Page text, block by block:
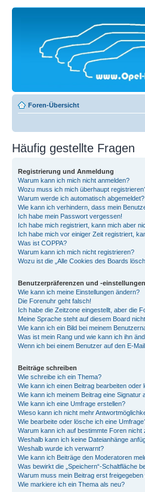
Foren-Übersicht
Häufig gestellte Fragen
Registrierung und Anmeldung
Warum kann ich mich nicht anmelden?
Wozu muss ich mich überhaupt
Warum werde ich automatisch abgemeldet?
Wie kann ich verhindern, dass mein
Ich habe mein Passwort vergessen!
Ich habe mich registriert, kann mich aber
Ich habe mich vor einiger Zeit registriert,
Was ist COPPA?
Warum kann ich mich nicht registrieren?
Wozu ist die „Alle Cookies des Boards
Benutzerpräferenzen und -einstellungen
Wie kann ich meine Einstellungen ändern?
Die Forenuhr geht falsch!
Ich habe die Zeitzone eingestellt, aber die
Meine Sprache steht auf diesem Board
Wie kann ich ein Bild bei meinem
Was ist mein Rang und wie kann ich ihn
Wenn ich bei einem Benutzer auf den E-
Beiträge schreiben
Wie schreibe ich ein Thema?
Wie kann ich einen Beitrag bearbeiten oder
Wie kann ich meinem Beitrag eine Signatur
Wie kann ich eine Umfrage erstellen?
Wieso kann ich nicht mehr
Wie bearbeite oder lösche ich eine
Warum kann ich auf bestimmte Foren nicht
Weshalb kann ich keine Dateianhänge
Weshalb wurde ich verwarnt?
Wie kann ich Beiträge den Moderatoren
Was bewirkt die „Speichern“-Schaltfläche
Warum muss mein Beitrag erst freigegeben
Wie markiere ich ein Thema als neu?